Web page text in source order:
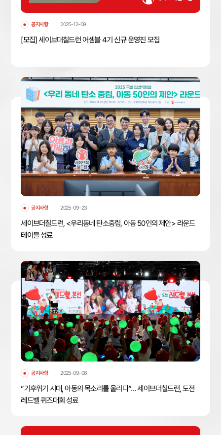
공지사항 2025-12-09
[모집] 세이브더칠드런 어셈블 4기 신규 운영진 모집
공지사항 2025-09-23
세이브더칠드런, <우리동네 탄소중립, 아동 50인의 제안> 라운드
테이블 성료
공지사항 2025-09-06
“기후위기 시대, 아동의 목소리를 울리다”… 세이브더칠드런, 도전
레드벨 퀴즈대회 성료